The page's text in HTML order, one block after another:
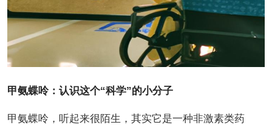
甲氨蝶呤：认识这个“科学”的小分子
甲氨蝶呤，听起来很陌生，其实它是一种非激素类药